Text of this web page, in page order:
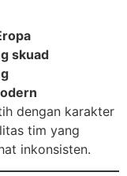
skuad
dengan karakter
tim yang
inkonsisten.